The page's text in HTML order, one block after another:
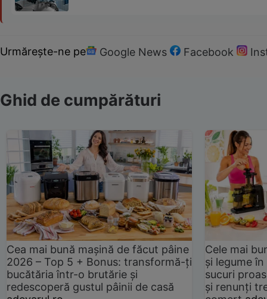
Urmărește-ne pe Google News Facebook
Ghid de cumpărături
Cea mai bună mașină de făcut pâine
2026 – Top 5 + Bonus: transformă-ți
bucătăria într-o brutărie și
redescoperă gustul pâinii de casă
Cele mai
și legume
sucuri
și renunți